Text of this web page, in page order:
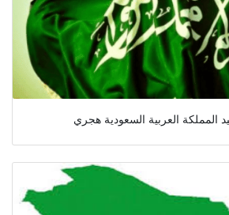
المملكة العربية السعودية هجري